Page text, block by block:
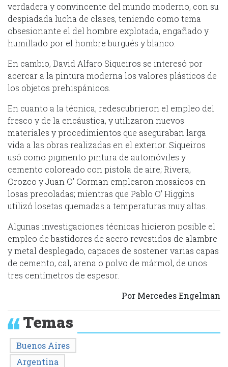
verdadera y convincente del mundo moderno, con su
despiadada lucha de clases, teniendo como tema
obsesionante el del hombre explotada, engañado y
humillado por el hombre burgués y blanco.
En cambio, David Alfaro Siqueiros se interesó por
acercar a la pintura moderna los valores plásticos de
los objetos prehispánicos.
En cuanto a la técnica, redescubrieron el empleo del
fresco y de la encáustica, y utilizaron nuevos
materiales y procedimientos que aseguraban larga
vida a las obras realizadas en el exterior. Siqueiros
usó como pigmento pintura de automóviles y
cemento coloreado con pistola de aire; Rivera,
Orozco y Juan O’ Gorman emplearon mosaicos en
losas precoladas; mientras que Pablo O’ Higgins
utilizó losetas quemadas a temperaturas muy altas.
Algunas investigaciones técnicas hicieron posible el
empleo de bastidores de acero revestidos de alambre
y metal desplegado, capaces de sostener varias capas
de cemento, cal, arena o polvo de mármol, de unos
tres centímetros de espesor.
Por Mercedes Engelman
Temas
Buenos Aires
Argentina